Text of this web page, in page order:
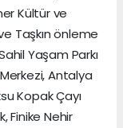
Kültür ve
Taşkın önleme
Yaşam Parkı
Antalya
Kopak Çayı
Finike Nehir